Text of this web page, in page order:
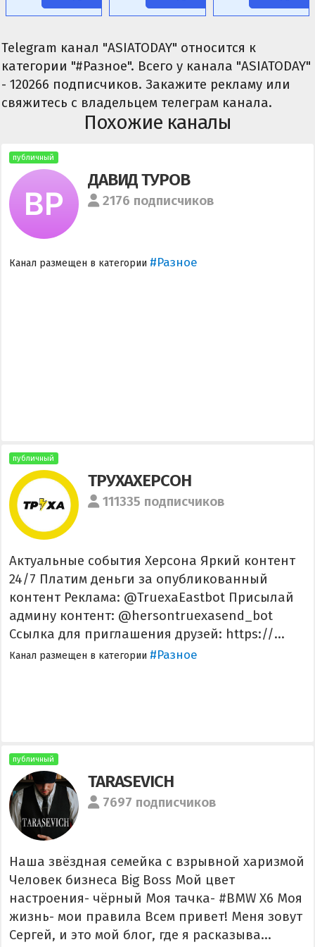
Telegram канал "ASIATODAY" относится к
категории "#Разное". Всего у канала "ASIATODAY"
- 120266 подписчиков. Закажите рекламу или
свяжитесь с владельцем телеграм канала.
Похожие каналы
публичный
ДАВИД ТУРОВ
2176 подписчиков
Канал размещен в категории #Разное
публичный
ТРУХАХЕРСОН
111335 подписчиков
Актуальные события Херсона Яркий контент
24/7 Платим деньги за опубликованный
контент Реклама: @TruexaEastbot Присылай
админу контент: @hersontruexasend_bot
Ссылка для приглашения друзей: https://...
Канал размещен в категории #Разное
публичный
TARASEVICH
7697 подписчиков
Наша звёздная семейка с взрывной харизмой
Человек бизнеса Big Boss Мой цвет
настроения- чёрный Моя тачка- #BMW X6 Моя
жизнь- мои правила Всем привет! Меня зовут
Сергей, и это мой блог, где я расказыва...